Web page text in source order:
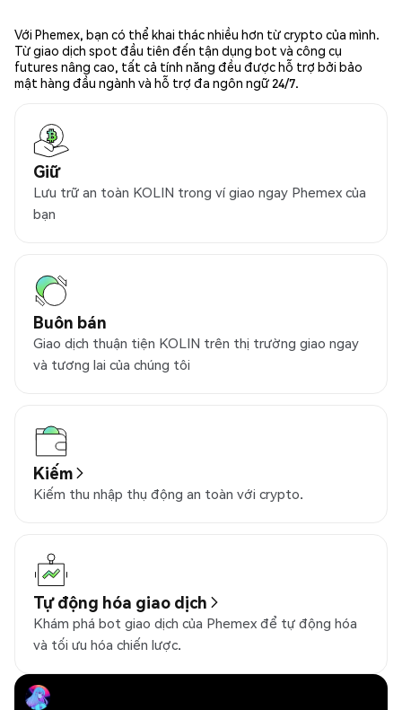
Với Phemex, bạn có thể khai thác nhiều hơn từ crypto của mình.
Từ giao dịch spot đầu tiên đến tận dụng bot và công cụ
futures nâng cao, tất cả tính năng đều được hỗ trợ bởi bảo
mật hàng đầu ngành và hỗ trợ đa ngôn ngữ 24/7.
Giữ
Lưu trữ an toàn KOLIN trong ví giao ngay Phemex của
bạn
Buôn bán
Giao dịch thuận tiện KOLIN trên thị trường giao ngay
và tương lai của chúng tôi
Kiếm
Kiếm thu nhập thụ động an toàn với crypto.
Tự động hóa giao dịch
Khám phá bot giao dịch của Phemex để tự động hóa
và tối ưu hóa chiến lược.